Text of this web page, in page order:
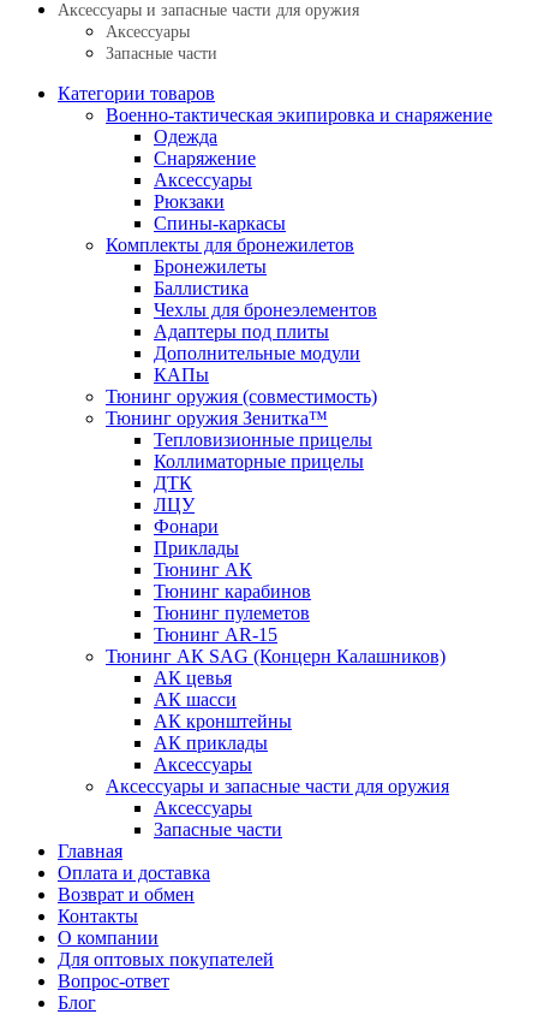
Аксессуары и запасные части для оружия
Аксессуары
Запасные части
Категории товаров
Военно-тактическая экипировка и снаряжение
Одежда
Снаряжение
Аксессуары
Рюкзаки
Спины-каркасы
Комплекты для бронежилетов
Бронежилеты
Баллистика
Чехлы для бронеэлементов
Адаптеры под плиты
Дополнительные модули
КАПы
Тюнинг оружия (совместимость)
Тюнинг оружия Зенитка™
Тепловизионные прицелы
Коллиматорные прицелы
ДТК
ЛЦУ
Фонари
Приклады
Тюнинг АК
Тюнинг карабинов
Тюнинг пулеметов
Тюнинг AR-15
Тюнинг АК SAG (Концерн Калашников)
АК цевья
АК шасси
АК кронштейны
АК приклады
Аксессуары
Аксессуары и запасные части для оружия
Аксессуары
Запасные части
Главная
Оплата и доставка
Возврат и обмен
Контакты
О компании
Для оптовых покупателей
Вопрос-ответ
Блог